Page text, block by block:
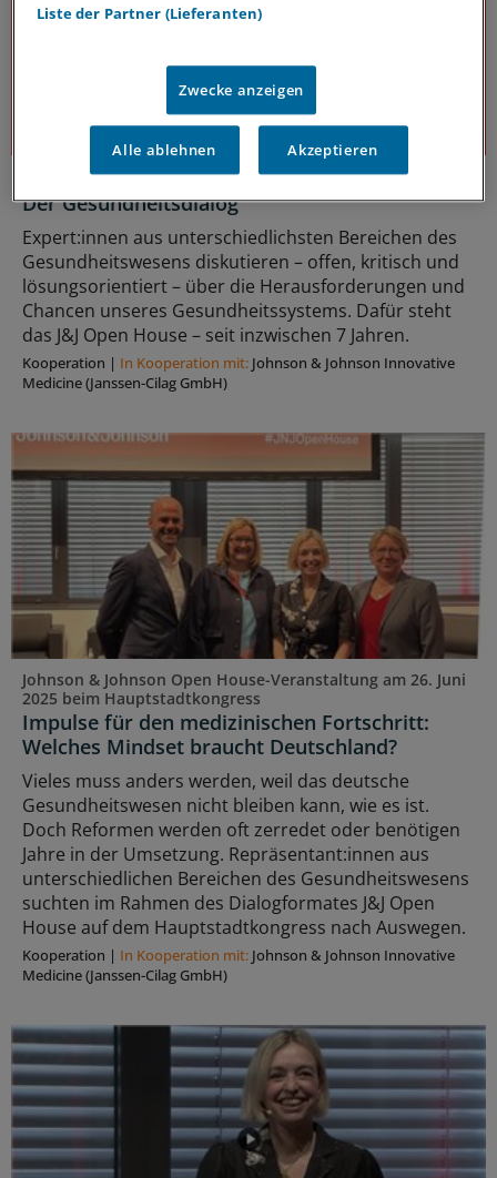
J&J Open House
Der Gesundheitsdialog
Expert:innen aus unterschiedlichsten Bereichen des
Gesundheitswesens diskutieren – offen, kritisch und
lösungsorientiert – über die Herausforderungen und
Chancen unseres Gesundheitssystems. Dafür steht
das J&J Open House – seit inzwischen 7 Jahren.
Kooperation | In Kooperation mit: Johnson & Johnson Innovative
Medicine (Janssen-Cilag GmbH)
Johnson & Johnson Open House-Veranstaltung am 26. Juni
2025 beim Hauptstadtkongress
Impulse für den medizinischen Fortschritt:
Welches Mindset braucht Deutschland?
Vieles muss anders werden, weil das deutsche
Gesundheitswesen nicht bleiben kann, wie es ist.
Doch Reformen werden oft zerredet oder benötigen
Jahre in der Umsetzung. Repräsentant:innen aus
unterschiedlichen Bereichen des Gesundheitswesens
suchten im Rahmen des Dialogformates J&J Open
House auf dem Hauptstadtkongress nach Auswegen.
Kooperation | In Kooperation mit: Johnson & Johnson Innovative
Medicine (Janssen-Cilag GmbH)
Liste der Partner (Lieferanten)
Zwecke anzeigen
Alle ablehnen Akzeptieren